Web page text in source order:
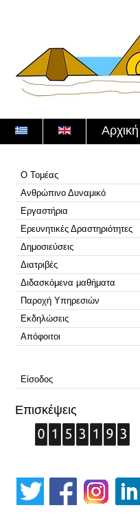
Αρχική
Ο Τομέας
Ανθρώπινο Δυναμικό
Εργαστήρια
Ερευνητικές Δραστηριότητες
Δημοσιεύσεις
Διατριβές
Διδασκόμενα μαθήματα
Παροχή Υπηρεσιών
Εκδηλώσεις
Απόφοιτοι
Είσοδος
Επισκέψεις